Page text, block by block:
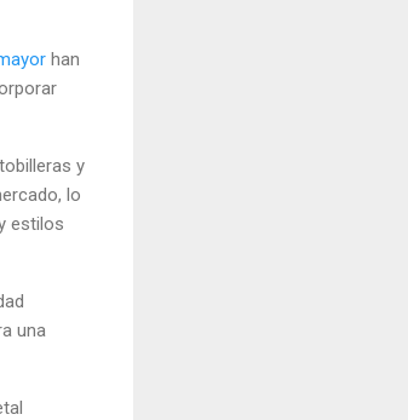
han
y
lo
estilos
una